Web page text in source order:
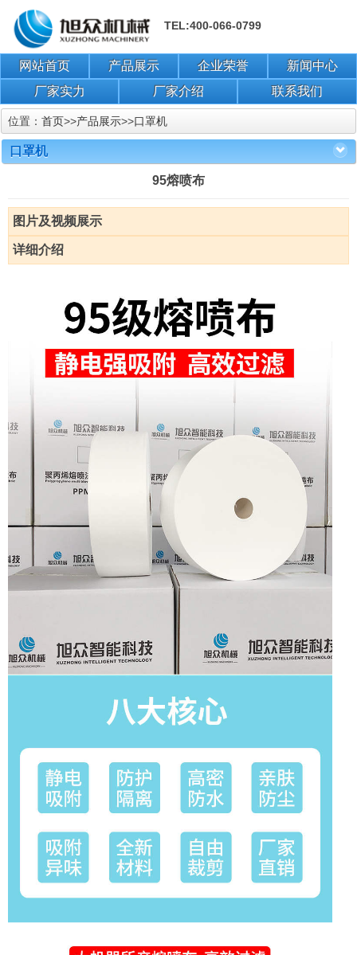
TEL:400-066-0799
网站首页 产品展示 企业荣誉
新闻中心
厂家实力
厂家介绍 联系我们
位置： 首页>>产品展示>>口罩机
口罩机
95熔喷布
图片及视频展示
详细介绍